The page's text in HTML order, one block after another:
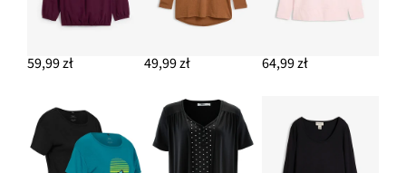
Sneakersy skórzane
97,99 zł
DODAJ DO KOSZYKA
59,99 zł 49,99 zł 64,99 zł